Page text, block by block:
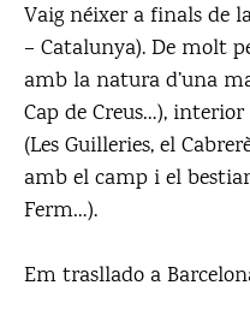
Vaig néixer a finals de
– Catalunya). De molt
amb la natura d’una
Cap de Creus…),
(Les Guilleries, el
amb el camp i el
Ferm…).
Em trasllado a